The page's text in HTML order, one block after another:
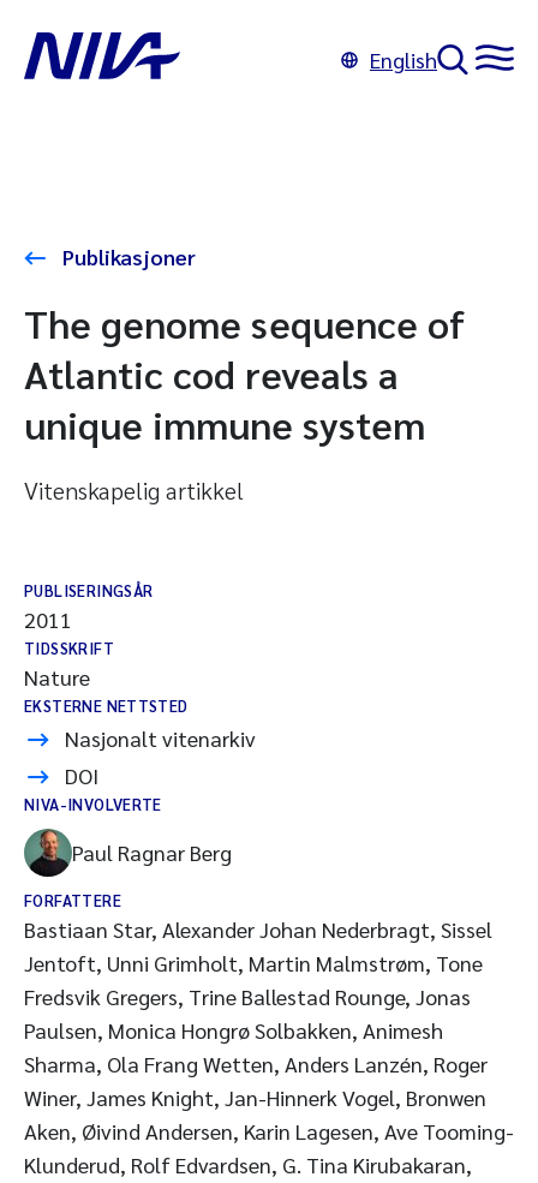
English
Publikasjoner
The genome sequence of
Atlantic cod reveals a
unique immune system
Vitenskapelig artikkel
PUBLISERINGSÅR
2011
TIDSSKRIFT
Nature
EKSTERNE NETTSTED
Nasjonalt vitenarkiv
DOI
NIVA-INVOLVERTE
Paul Ragnar Berg
FORFATTERE
Bastiaan Star, Alexander Johan Nederbragt, Sissel
Jentoft, Unni Grimholt, Martin Malmstrøm, Tone
Fredsvik Gregers, Trine Ballestad Rounge, Jonas
Paulsen, Monica Hongrø Solbakken, Animesh
Sharma, Ola Frang Wetten, Anders Lanzén, Roger
Winer, James Knight, Jan-Hinnerk Vogel, Bronwen
Aken, Øivind Andersen, Karin Lagesen, Ave Tooming-
Klunderud, Rolf Edvardsen, G. Tina Kirubakaran,